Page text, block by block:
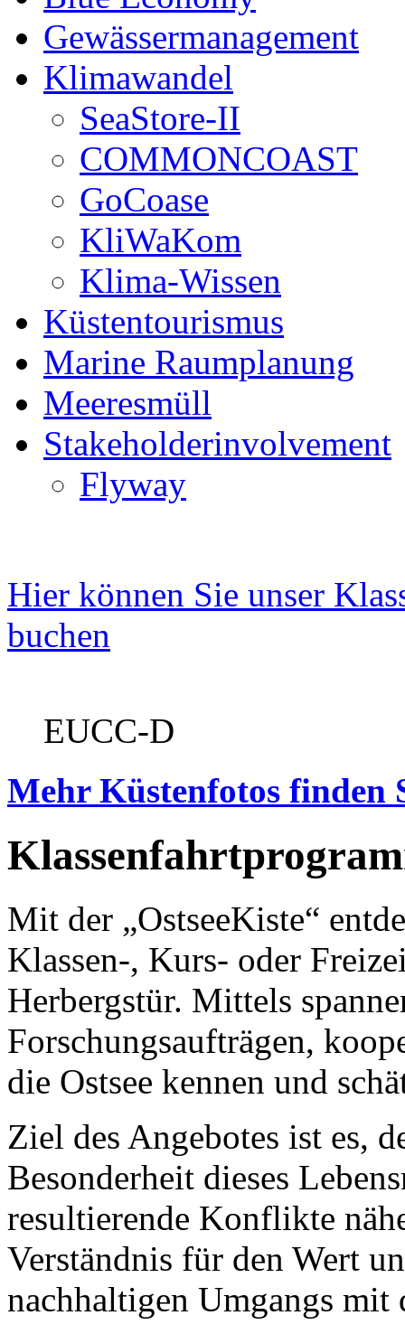
Gewässermanagement
Klimawandel
SeaStore-II
COMMONCOAST
GoCoase
KliWaKom
Klima-Wissen
Küstentourismus
Marine Raumplanung
Meeresmüll
Stakeholderinvolvement
Flyway
Hier können Sie unser
buchen
EUCC-D
Mehr Küstenfotos finden
Mit der „OstseeKiste“
Klassen-, Kurs- oder
Herbergstür. Mittels
Forschungsaufträgen,
die Ostsee kennen und
Ziel des Angebotes ist es,
Besonderheit dieses
resultierende Konflikte
Verständnis für den Wert
nachhaltigen Umgangs mit